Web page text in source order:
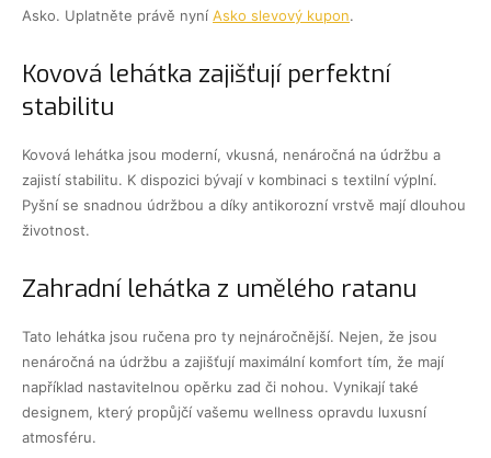
Asko. Uplatněte právě nyní Asko slevový kupon.
Kovová lehátka zajišťují perfektní
stabilitu
Kovová lehátka jsou moderní, vkusná, nenáročná na údržbu a
zajistí stabilitu. K dispozici bývají v kombinaci s textilní výplní.
Pyšní se snadnou údržbou a díky antikorozní vrstvě mají dlouhou
životnost.
Zahradní lehátka z umělého ratanu
Tato lehátka jsou ručena pro ty nejnáročnější. Nejen, že jsou
nenáročná na údržbu a zajišťují maximální komfort tím, že mají
například nastavitelnou opěrku zad či nohou. Vynikají také
designem, který propůjčí vašemu wellness opravdu luxusní
atmosféru.